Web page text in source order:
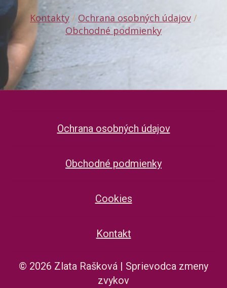
Kontakty / Ochrana osobných údajov /
Obchodné podmienky
Ochrana osobných údajov
Obchodné podmienky
Cookies
Kontakt
© 2026 Zlata Rašková | Sprievodca zmeny
zvykov